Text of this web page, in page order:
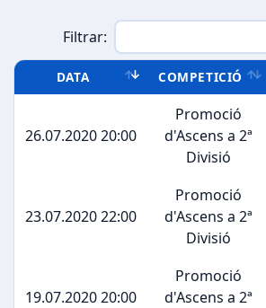
Filtrar:
DATA COMPETICIÓ
26.07.2020 20:00
Promoció
d'Ascens a 2ª
Divisió
23.07.2020 22:00
Promoció
d'Ascens a 2ª
Divisió
19.07.2020 20:00
Promoció
d'Ascens a 2ª